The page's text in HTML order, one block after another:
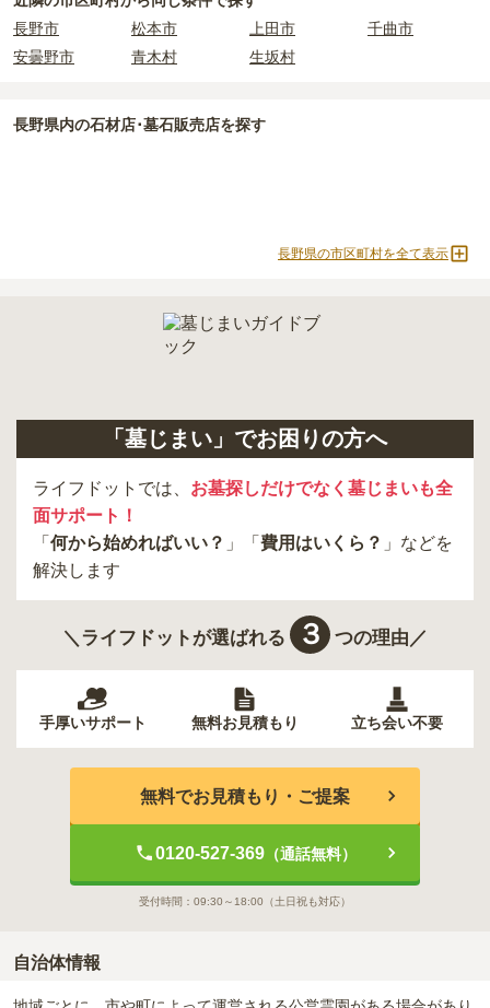
長野市
松本市 上田市
千曲市
安曇野市
青木村 生坂村
長野県内の石材店･墓石販売店を探す
長野県の市区町村を全て表示
「墓じまい」でお困りの方へ
ライフドットでは、 お墓探しだけでなく墓じまいも全
面サポート！
「 何から始めればいい？ 」「 費用はいくら？ 」などを
解決します
＼ライフドットが選ばれる ３ つの理由／
手厚いサポート 無料お見積もり 立ち会い不要
無料でお見積もり・ご提案
0120-527-369（通話無料）
受付時間： 09:30～18:00 （土日祝も対応）
自治体情報